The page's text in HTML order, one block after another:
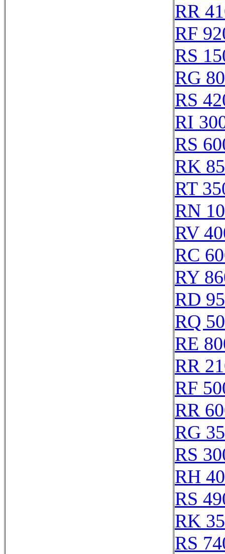
RR
RF
RS
RG
RS
RI
RS
RK
RT
RN
RV
RC
RY
RD
RQ
RE
RR
RF
RR
RG
RS
RH
RS
RK
RS